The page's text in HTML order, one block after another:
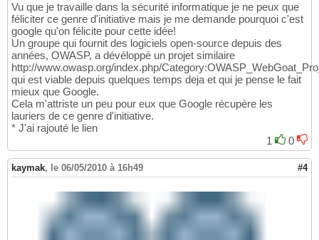
Vu que je travaille dans la sécurité informatique je ne peux que
féliciter ce genre d'initiative mais je me demande pourquoi c'est
google qu'on félicite pour cette idée!
Un groupe qui fournit des logiciels open-source depuis des
années, OWASP, a dévéloppé un projet similaire
http://www.owasp.org/index.php/
qui est viable depuis quelques temps deja et qui je pense le fait
mieux que Google.
Cela m'attriste un peu pour eux que Google récupère les
lauriers de ce genre d'initiative.
* J'ai rajouté le lien
1
0
kaymak, le 06/05/2010 à 16h49 #4